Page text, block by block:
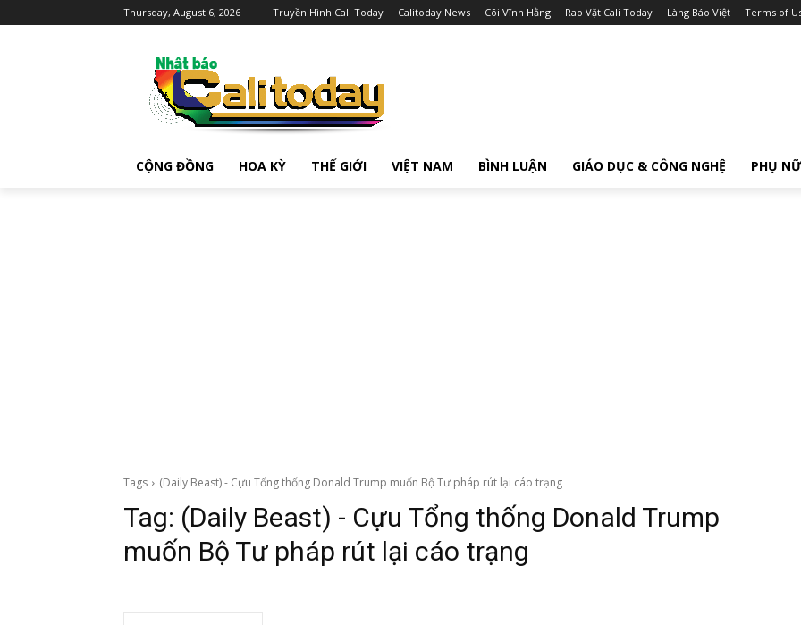
Thursday, August 6, 2026 Truyền Hình Cali Today Calitoday News Cõi Vĩnh Hằng Rao Vặt Cali Today Làng Báo Việt Terms of
CỘNG ĐỒNG HOA KỲ THẾ GIỚI VIỆT NAM BÌNH LUẬN GIÁO DỤC & CÔNG NGHỆ PHỤ NỮ
Tags (Daily Beast) - Cựu Tổng thống Donald Trump muốn Bộ Tư pháp rút lại cáo trạng
Tag: (Daily Beast) - Cựu Tổng thống Donald Trump
muốn Bộ Tư pháp rút lại cáo trạng